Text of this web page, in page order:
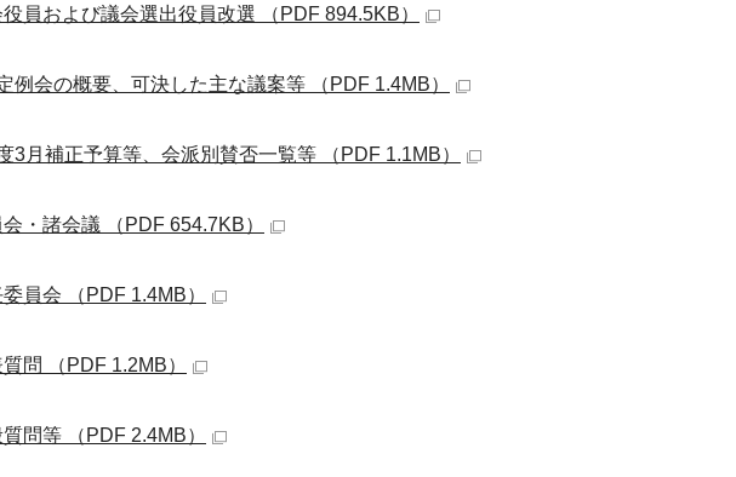
員および議会選出役員改選 （PDF 894.5KB）
例会の概要、可決した主な議案等 （PDF 1.4MB）
3月補正予算等、会派別賛否一覧等 （PDF 1.1MB）
・諸会議 （PDF 654.7KB）
員会 （PDF 1.4MB）
問 （PDF 1.2MB）
問等 （PDF 2.4MB）